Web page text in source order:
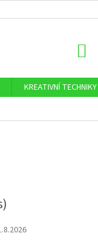
OSOBNÍCH ÚDAJŮ
KREATIVNÍ TECHNIKY